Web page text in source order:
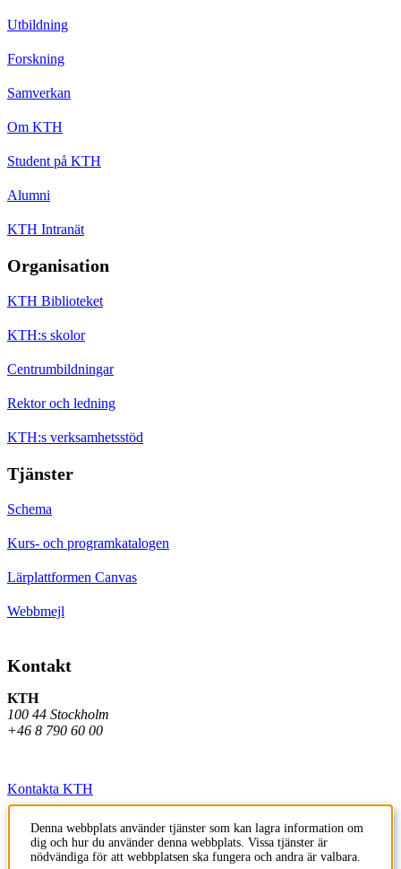
Utbildning
Forskning
Samverkan
Om KTH
Student på KTH
Alumni
KTH Intranät
Organisation
KTH Biblioteket
KTH:s skolor
Centrumbildningar
Rektor och ledning
KTH:s verksamhetsstöd
Tjänster
Schema
Kurs- och programkatalogen
Lärplattformen Canvas
Webbmejl
Kontakt
KTH
100 44 Stockholm
+46 8 790 60 00
Kontakta KTH
Jobba på KTH
Press och media
Denna webbplats använder tjänster som kan lagra information om
dig och hur du använder denna webbplats. Vissa tjänster är
nödvändiga för att webbplatsen ska fungera och andra är valbara.